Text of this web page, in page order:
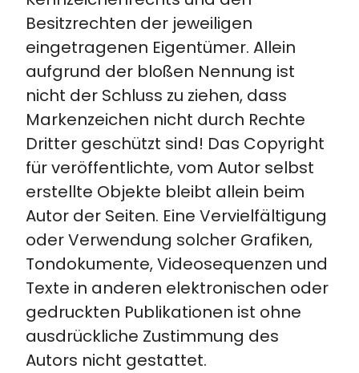
Besitzrechten der jeweiligen
eingetragenen Eigentümer. Allein
aufgrund der bloßen Nennung ist
nicht der Schluss zu ziehen, dass
Markenzeichen nicht durch Rechte
Dritter geschützt sind! Das Copyright
für veröffentlichte, vom Autor selbst
erstellte Objekte bleibt allein beim
Autor der Seiten. Eine Vervielfältigung
oder Verwendung solcher Grafiken,
Tondokumente, Videosequenzen und
Texte in anderen elektronischen oder
gedruckten Publikationen ist ohne
ausdrückliche Zustimmung des
Autors nicht gestattet.